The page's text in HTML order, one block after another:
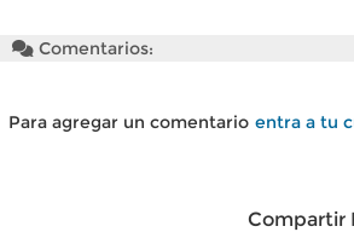
Comentarios:
Para agregar un comentario entra a tu
Compartir